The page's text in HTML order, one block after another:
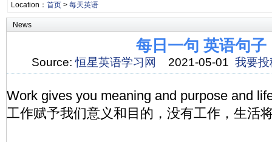
Location： 首页> 每天英语
News
每日一句 英语句子
Source:恒星英语学习网 2021-05-01 我要投
Work gives you meaning and purpose and
工作赋予我们意义和目的，没有工作，生活